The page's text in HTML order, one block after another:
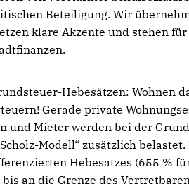
Beteiligung. Wir
klare Akzente und stehen für
Hebesätzen: Wohnen
Gerade private
und Mieter werden bei der
Modell“ zusätzlich
Hebesatzes (655 %
an die Grenze des